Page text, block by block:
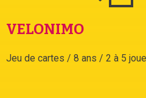
VELONIMO
Jeu de cartes / 8 ans / 2 à 5